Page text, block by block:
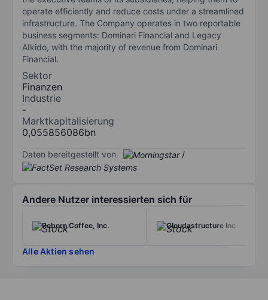
operate efficiently and reduce costs under a streamlined
infrastructure. The Company operates in two reportable
business segments: Dominari Financial and Legacy
AIkido, with the majority of revenue from Dominari
Financial.
Sektor
Finanzen
Industrie
-
Marktkapitalisierung
0,055856086bn
Daten bereitgestellt von /
Andere Nutzer interessierten sich für
Reborn Coffee, Inc. Cloudastructure Inc
Alle Aktien sehen